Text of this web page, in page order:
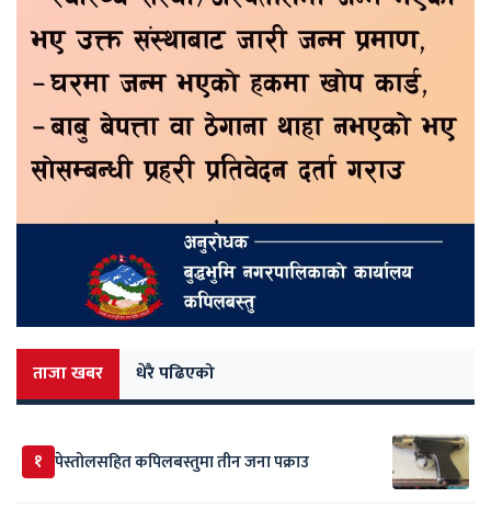
ताजा खबर धेरै पढिएको
१ पेस्तोलसहित कपिलबस्तुमा तीन जना पक्राउ